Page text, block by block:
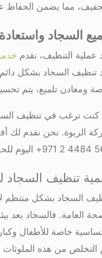
مما يضمن الحفاظ
السجاد
عملية التنظيف، نقدم
تنظيف السجاد بشكل
ومعادن تلميع، يتم
كنت ترغب في تنظيف
الربوة. نحن نقدم لك
حجز موعد لتنظيف سجادك!
تنظيف السجاد
السجاد بشكل منتظم
العامة. فالسجاد يعد
خاصة للأطفال
التخلص من هذه